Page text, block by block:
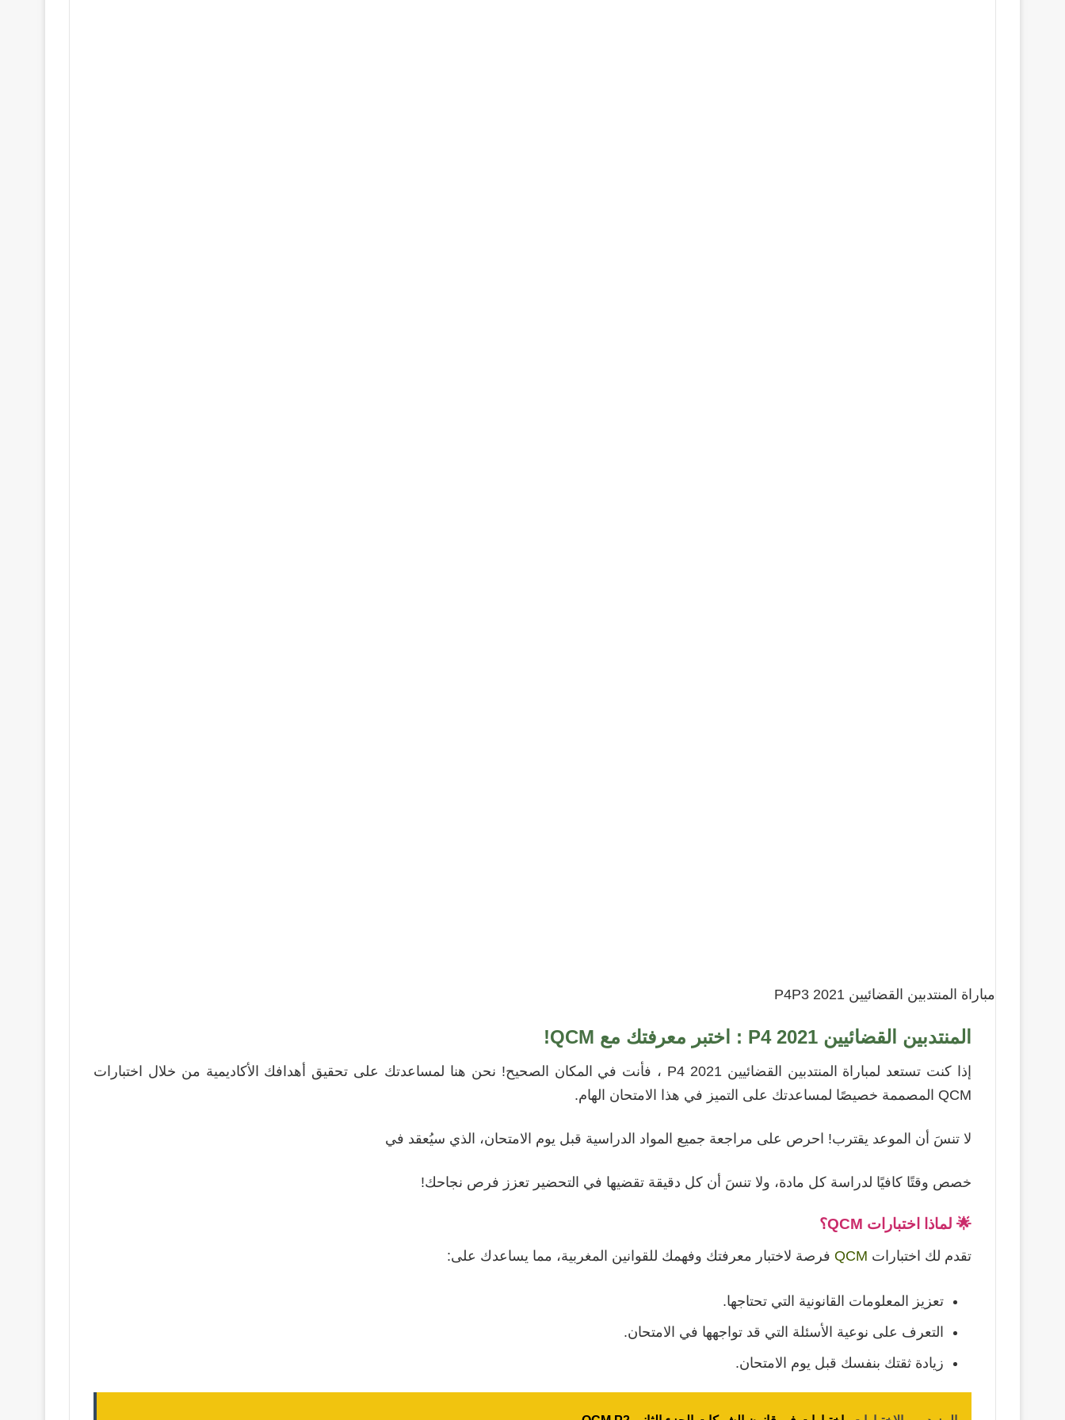
مباراة المنتدبين القضائيين 2021 P4P3
المنتدبين القضائيين 2021 P4 : اختبر معرفتك مع QCM!
إذا كنت تستعد لمباراة المنتدبين القضائيين 2021 P4 ، فأنت في المكان الصحيح! نحن هنا لمساعدتك على تحقيق أهدافك الأكاديمية من خلال اختبارات
QCM المصممة خصيصًا لمساعدتك على التميز في هذا الامتحان الهام.
لا تنسَ أن الموعد يقترب! احرص على مراجعة جميع المواد الدراسية قبل يوم الامتحان، الذي سيُعقد في
خصص وقتًا كافيًا لدراسة كل مادة، ولا تنسَ أن كل دقيقة تقضيها في التحضير تعزز فرص نجاحك!
🌟 لماذا اختبارات QCM؟
تقدم لك اختبارات QCM فرصة لاختبار معرفتك وفهمك للقوانين المغربية، مما يساعدك على:
تعزيز المعلومات القانونية التي تحتاجها.
التعرف على نوعية الأسئلة التي قد تواجهها في الامتحان.
زيادة ثقتك بنفسك قبل يوم الامتحان.